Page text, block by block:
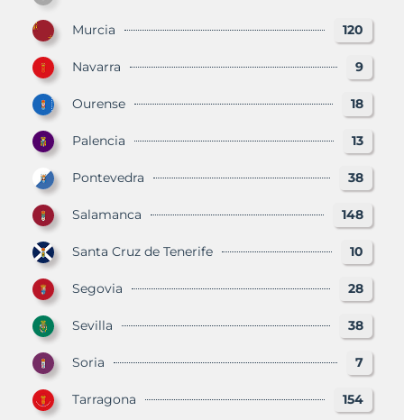
Murcia 120
Navarra 9
Ourense 18
Palencia 13
Pontevedra 38
Salamanca 148
Santa Cruz de Tenerife 10
Segovia 28
Sevilla 38
Soria 7
Tarragona 154